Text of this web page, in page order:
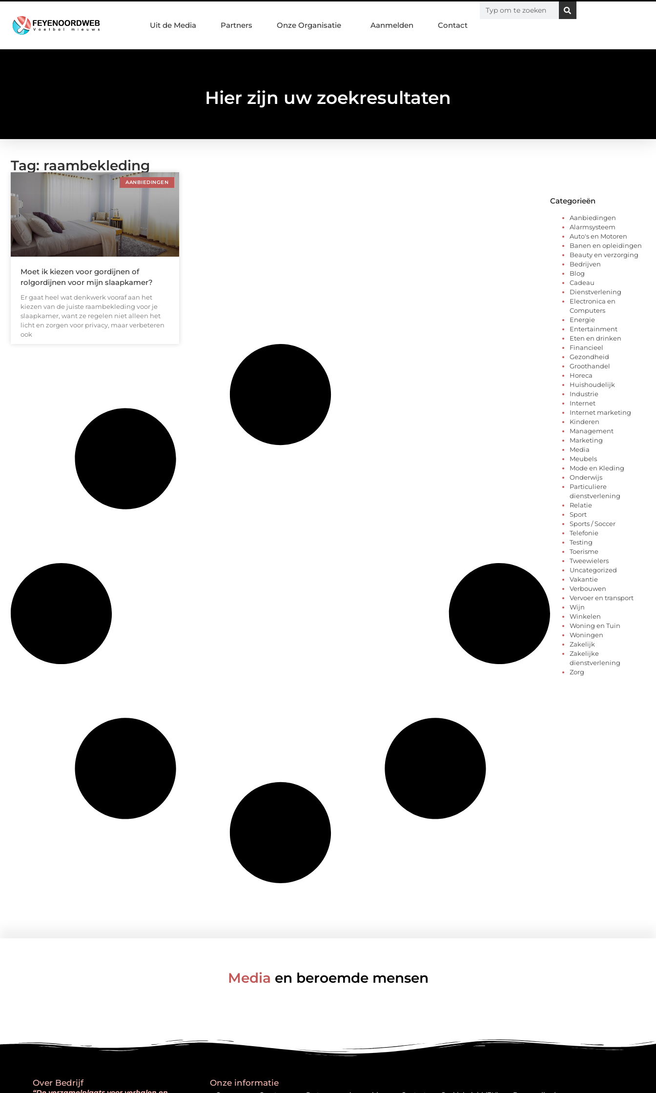
Uit de Media Partners Onze Organisatie Aanmelden Contact
Hier zijn uw zoekresultaten
Tag: raambekleding
AANBIEDINGEN
Moet ik kiezen voor gordijnen of
rolgordijnen voor mijn slaapkamer?
Er gaat heel wat denkwerk vooraf aan het
kiezen van de juiste raambekleding voor je
slaapkamer, want ze regelen niet alleen het
licht en zorgen voor privacy, maar verbeteren
ook
Categorieën
Aanbiedingen
Alarmsysteem
Auto's en Motoren
Banen en opleidingen
Beauty en verzorging
Bedrijven
Blog
Cadeau
Dienstverlening
Electronica en
Computers
Energie
Entertainment
Eten en drinken
Financieel
Gezondheid
Groothandel
Horeca
Huishoudelijk
Industrie
Internet
Internet marketing
Kinderen
Management
Marketing
Media
Meubels
Mode en Kleding
Onderwijs
Particuliere
dienstverlening
Relatie
Sport
Sports / Soccer
Telefonie
Testing
Toerisme
Tweewielers
Uncategorized
Vakantie
Verbouwen
Vervoer en transport
Wijn
Winkelen
Woning en Tuin
Woningen
Zakelijk
Zakelijke
dienstverlening
Zorg
Media en beroemde mensen
Over Bedrijf Onze informatie